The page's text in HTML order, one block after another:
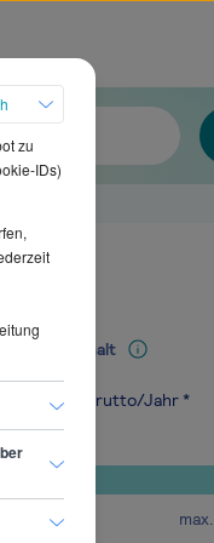
Mediangehalt
€ brutto/Jahr *
max.
zu
IDs)